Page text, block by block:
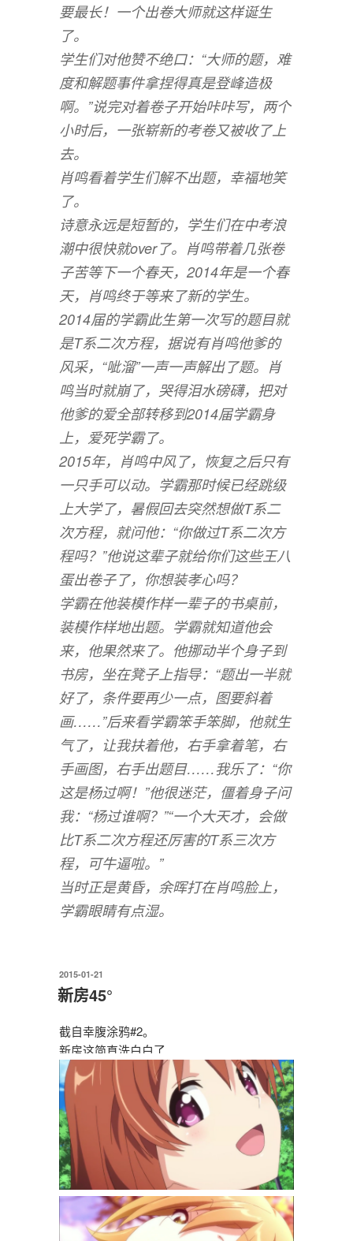
要最长！一个出卷大师就这样诞生
了。
学生们对他赞不绝口：“大师的题，难
度和解题事件拿捏得真是登峰造极
啊。”说完对着卷子开始咔咔写，两个
小时后，一张崭新的考卷又被收了上
去。
肖鸣看着学生们解不出题，幸福地笑
了。
诗意永远是短暂的，学生们在中考浪
潮中很快就over了。肖鸣带着几张卷
子苦等下一个春天，2014年是一个春
天，肖鸣终于等来了新的学生。
2014届的学霸此生第一次写的题目就
是T系二次方程，据说有肖鸣他爹的
风采，“呲溜”一声一声解出了题。肖
鸣当时就崩了，哭得泪水磅礴，把对
他爹的爱全部转移到2014届学霸身
上，爱死学霸了。
2015年，肖鸣中风了，恢复之后只有
一只手可以动。学霸那时候已经跳级
上大学了，暑假回去突然想做T系二
次方程，就问他：“你做过T系二次方
程吗？”他说这辈子就给你们这些王八
蛋出卷子了，你想装孝心吗？
学霸在他装模作样一辈子的书桌前，
装模作样地出题。学霸就知道他会
来，他果然来了。他挪动半个身子到
书房，坐在凳子上指导：“题出一半就
好了，条件要再少一点，图要斜着
画……”后来看学霸笨手笨脚，他就生
气了，让我扶着他，右手拿着笔，右
手画图，右手出题目……我乐了：“你
这是杨过啊！”他很迷茫，僵着身子问
我：“杨过谁啊？”“一个大天才，会做
比T系二次方程还厉害的T系三次方
程，可牛逼啦。”
当时正是黄昏，余晖打在肖鸣脸上，
学霸眼睛有点湿。
发
布
于
2015-01-21
新房45°
截自幸腹涂鸦#2。
新房这简直洗白白了…